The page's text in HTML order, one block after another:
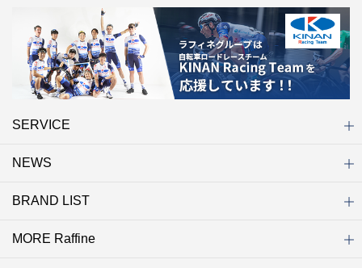
SERVICE
初めての方へ
店舗検索
キャンペーン
ラフィネ マルシェ（通販サイト）
WEB予約
よくある質問（Q&A）
サイトマップ
NEWS
ニュース一覧
お知らせ
オープン
クローズ
リニューアル
その他
BRAND LIST
ブランド一覧
ラフィネ
グランラフィネ
バダンバルー
ラフィネプリュス
プチラフィネ
整体ナチュラルボディ
トータルセラピー
フットデザイン
REFLE（リフレ）
Raffine TOKYO
ラフィネ ランニングスタイル
MORE Raffine